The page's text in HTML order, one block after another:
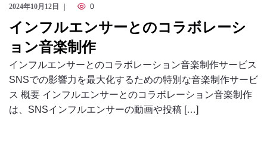
2024年10月12日 0
インフルエンサーとのコラボレーシ
ョン音楽制作
インフルエンサーとのコラボレーション音楽制作サービス
SNSでの影響力を最大化するための特別な音楽制作サービ
ス 概要 インフルエンサーとのコラボレーション音楽制作
は、SNSインフルエンサーの動画や投稿 […]